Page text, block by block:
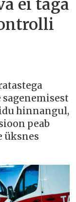
ei taga
hinnangul,
peab
üksnes